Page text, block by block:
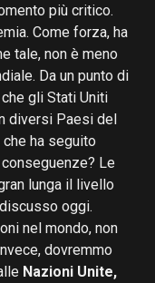
più critico.
Come forza, ha
tale, non è meno
Da un punto di
gli Stati Uniti
diversi Paesi del
ha seguito
Le
lunga il livello
oggi.
nel mondo, non
dovremmo
Nazioni Unite,